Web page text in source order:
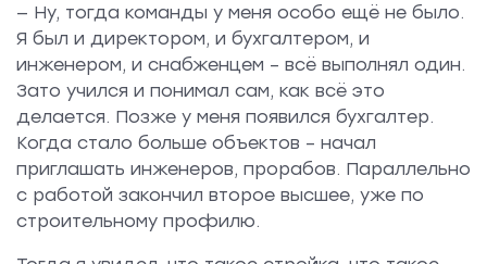
— Ну, тогда команды у меня особо ещё не было.
Я был и директором, и бухгалтером, и
инженером, и снабженцем – всё выполнял один.
Зато учился и понимал сам, как всё это
делается. Позже у меня появился бухгалтер.
Когда стало больше объектов – начал
приглашать инженеров, прорабов. Параллельно
с работой закончил второе высшее, уже по
строительному профилю.